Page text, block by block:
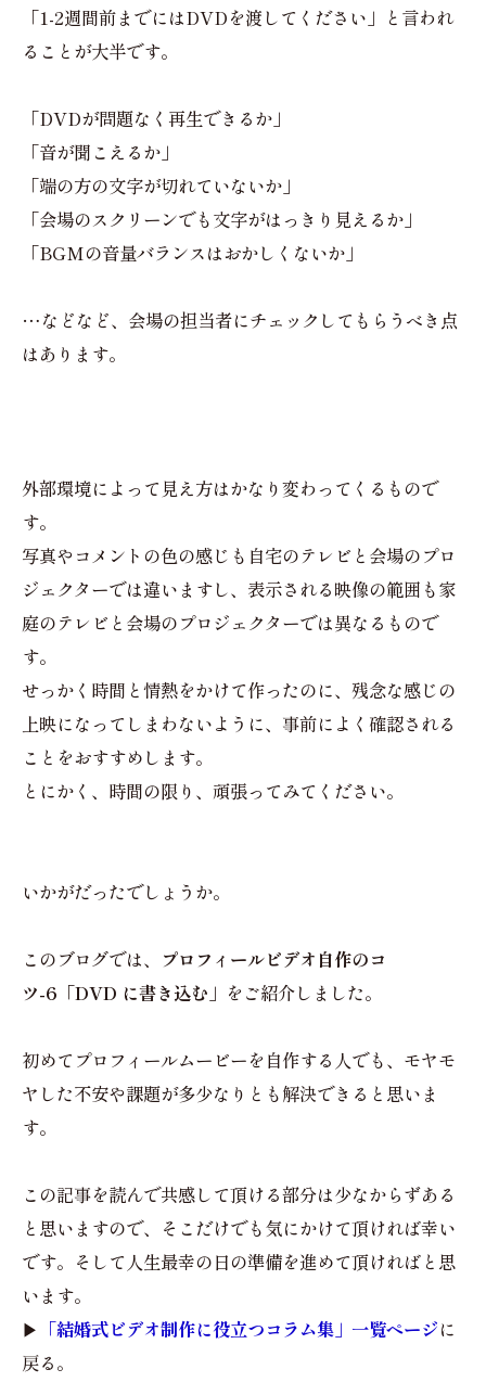
「1-2週間前までにはDVDを渡してください」と言われ
ることが大半です。
「DVDが問題なく再生できるか」
「音が聞こえるか」
「端の方の文字が切れていないか」
「会場のスクリーンでも文字がはっきり見えるか」
「BGMの音量バランスはおかしくないか」
…などなど、会場の担当者にチェックしてもらうべき点
はあります。
外部環境によって見え方はかなり変わってくるもので
す。
写真やコメントの色の感じも自宅のテレビと会場のプロ
ジェクターでは違いますし、表示される映像の範囲も家
庭のテレビと会場のプロジェクターでは異なるもので
す。
せっかく時間と情熱をかけて作ったのに、残念な感じの
上映になってしまわないように、事前によく確認される
ことをおすすめします。
とにかく、時間の限り、頑張ってみてください。
いかがだったでしょうか。
このブログでは、
プロフィールビデオ自作のコ
ツ-6「DVD に書き込む」 をご紹介しました。
初めてプロフィールムービーを自作する人でも、モヤモ
ヤした不安や課題が多少なりとも解決できると思いま
す。
この記事を読んで共感して頂ける部分は少なからずある
と思いますので、そこだけでも気にかけて頂ければ幸い
です。そして人生最幸の日の準備を進めて頂ければと思
います。
▶︎ 「結婚式ビデオ制作に役立つコラム集」一覧ページに
戻る。